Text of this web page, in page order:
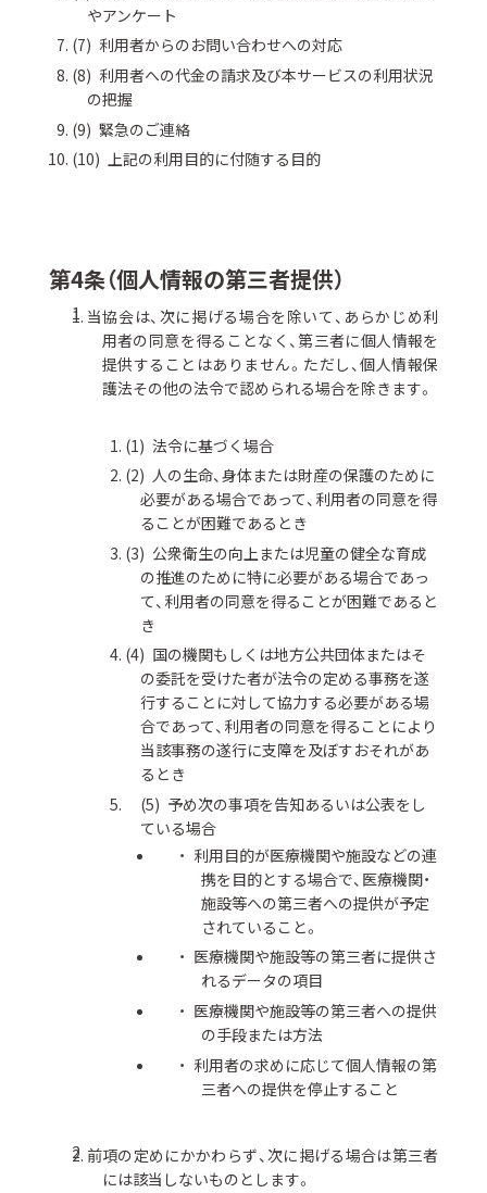
やアンケート
利用者からのお問い合わせへの対応
利用者への代金の請求及び本サービスの利用状況
の把握
緊急のご連絡
上記の利用目的に付随する目的
第4条（個人情報の第三者提供）
当協会は、次に掲げる場合を除いて、あらかじめ利
用者の同意を得ることなく、第三者に個人情報を
提供することはありません。ただし、個人情報保
護法その他の法令で認められる場合を除きます。
法令に基づく場合
人の生命、身体または財産の保護のために
必要がある場合であって、利用者の同意を得
ることが困難であるとき
公衆衛生の向上または児童の健全な育成
の推進のために特に必要がある場合であっ
て、利用者の同意を得ることが困難であると
き
国の機関もしくは地方公共団体またはそ
の委託を受けた者が法令の定める事務を遂
行することに対して協力する必要がある場
合であって、利用者の同意を得ることにより
当該事務の遂行に支障を及ぼすおそれがあ
るとき
予め次の事項を告知あるいは公表をし
ている場合
利用目的が医療機関や施設などの連
携を目的とする場合で、医療機関・
施設等への第三者への提供が予定
されていること。
医療機関や施設等の第三者に提供さ
れるデータの項目
医療機関や施設等の第三者への提供
の手段または方法
利用者の求めに応じて個人情報の第
三者への提供を停止すること
前項の定めにかかわらず、次に掲げる場合は第三者
には該当しないものとします。